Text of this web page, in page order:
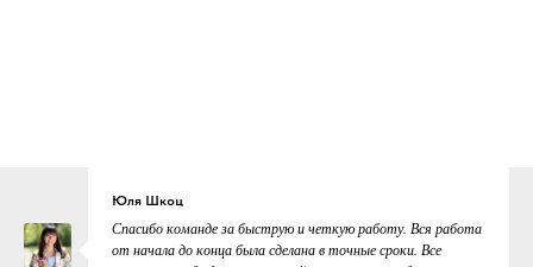
Юля Шкоц
Спасибо команде за быструю и четкую работу. Вся работа
от начала до конца была сделана в точные сроки. Все